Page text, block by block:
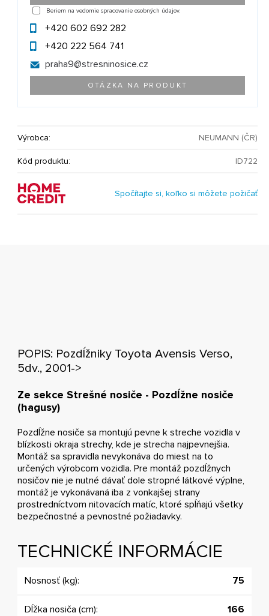
Beriem na vedomie spracovanie osobných údajov.
+420 602 692 282
+420 222 564 741
praha9@stresninosice.cz
OTÁZKA NA PRODUKT
Výrobca: NEUMANN (ČR)
Kód produktu: ID722
Spočítajte si, koľko si môžete požičať
POPIS: Pozdĺžniky Toyota Avensis Verso,
5dv., 2001->
Ze sekce Strešné nosiče - Pozdĺžne nosiče
(hagusy)
Pozdĺžne nosiče sa montujú pevne k streche vozidla v
blízkosti okraja strechy, kde je strecha najpevnejšia.
Montáž sa spravidla nevykonáva do miest na to
určených výrobcom vozidla. Pre montáž pozdĺžnych
nosičov nie je nutné dávať dole stropné látkové výplne,
montáž je vykonávaná iba z vonkajšej strany
prostredníctvom nitovacích matíc, ktoré spĺňajú všetky
bezpečnostné a pevnostné požiadavky.
TECHNICKÉ INFORMÁCIE
Nosnosť (kg): 75
Dĺžka nosiča (cm): 166